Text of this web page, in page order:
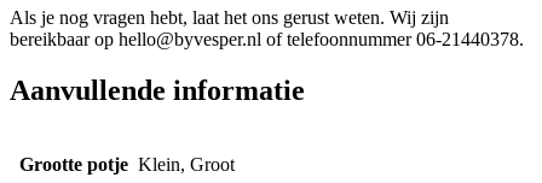
Als je nog vragen hebt, laat het ons gerust weten. Wij zijn
bereikbaar op hello@byvesper.nl of telefoonnummer 06-21440378.
Aanvullende informatie
Grootte potje Klein, Groot